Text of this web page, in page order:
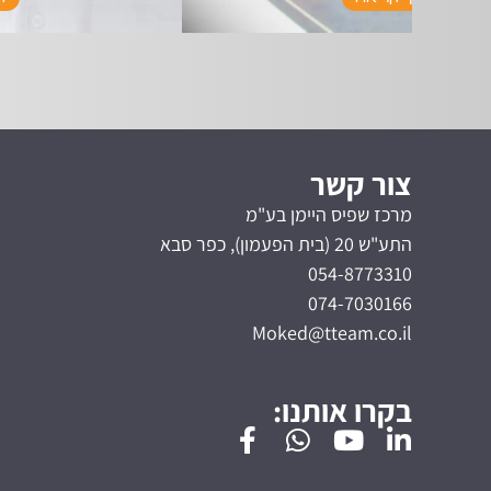
צור קשר
מרכז שפיס היימן בע"מ
התע"ש 20 (בית הפעמון), כפר סבא
054-8773310
074-7030166
Moked@tteam.co.il
בקרו אותנו: